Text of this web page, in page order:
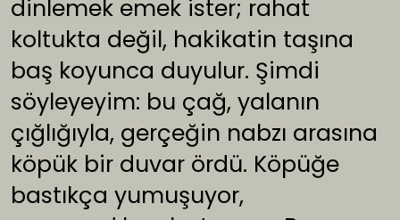
dinlemek emek ister; rahat
koltukta değil, hakikatin taşına
baş koyunca duyulur. Şimdi
söyleyeyim: bu çağ, yalanın
çığlığıyla, gerçeğin nabzı arasına
köpük bir duvar ördü. Köpüğe
bastıkça yumuşuyor,